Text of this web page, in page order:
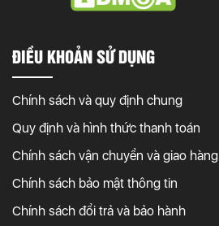
ĐIỀU KHOẢN SỬ DỤNG
Chính sách và quy định chung
Quy định và hình thức thanh toán
Chính sách vận chuyển và giao hàng
Chính sách bảo mật thông tin
Chính sách đổi trả và bảo hành